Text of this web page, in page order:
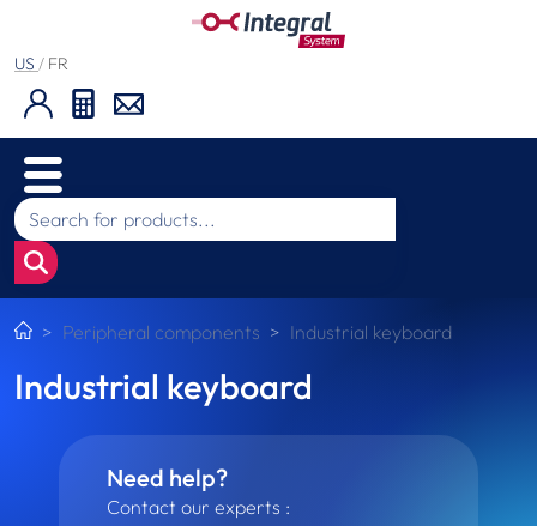
US / FR
Peripheral components Industrial keyboard
Industrial keyboard
Need help?
Contact our experts :